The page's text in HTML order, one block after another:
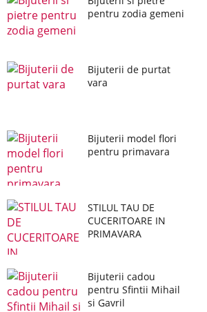
pentru zodia gemeni
Bijuterii de purtat
vara
Bijuterii model flori
pentru primavara
STILUL TAU DE
CUCERITOARE IN
PRIMAVARA
Bijuterii cadou
pentru Sfintii Mihail
si Gavril